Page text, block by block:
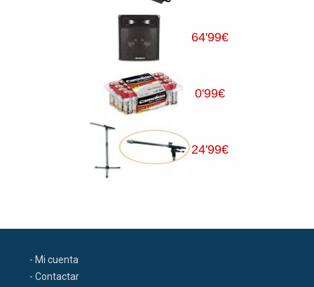
64'99€
0'99€
24'99€
- Mi cuenta
- Contactar